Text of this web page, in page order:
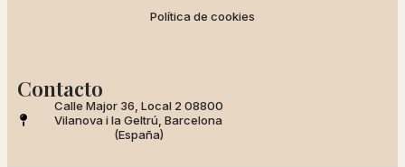
Política de cookies
Contacto
Calle Major 36, Local 2 08800
Vilanova i la Geltrú, Barcelona
(España)